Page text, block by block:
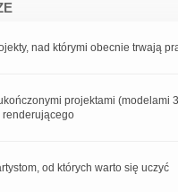
nad którymi obecnie trwają
projektami
renderującego
od których warto się uczyć